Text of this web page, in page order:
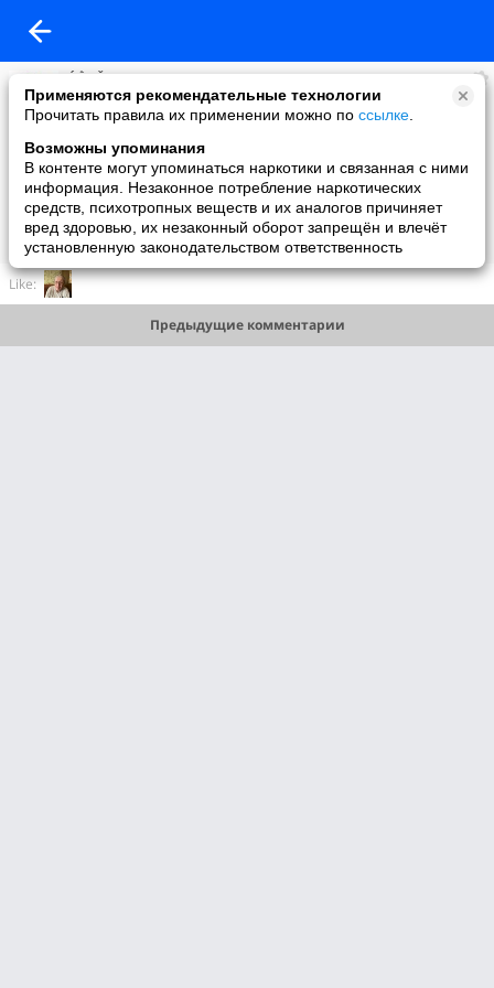
Применяются рекомендательные технологии
Прочитать правила их применении можно по ссылке
Возможны упоминания
В контенте могут упоминаться наркотики и связанная с ними
информация. Незаконное потребление наркотических
средств, психотропных веществ и их аналогов причиняет
вред здоровью, их незаконный оборот запрещён и влечёт
установленную законодательством ответственность
ḾẰЯǨ
added a photo
19 Dec в 21:32
Like:
Предыдущие комментарии